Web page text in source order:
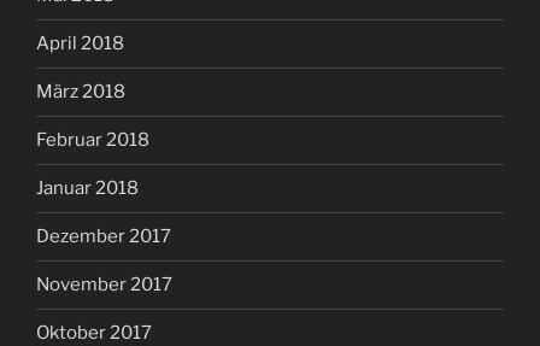
April 2018
März 2018
Februar 2018
Januar 2018
Dezember 2017
November 2017
Oktober 2017